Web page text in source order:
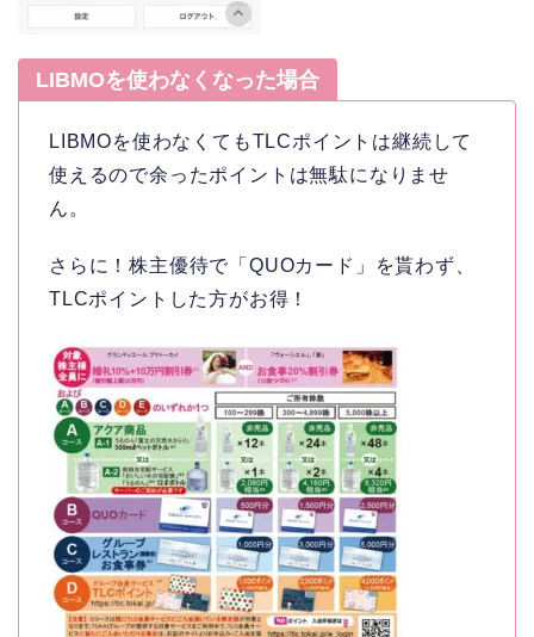
LIBMOを使わなくなった場合
LIBMOを使わなくてもTLCポイントは継続して
使えるので余ったポイントは無駄になりませ
ん。
さらに！株主優待で「QUOカード」を貰わず、
TLCポイントした方がお得！